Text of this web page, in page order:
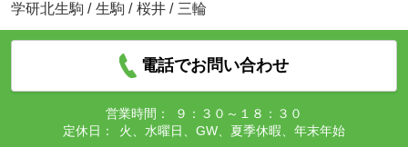
学研北生駒 / 生駒 / 桜井 / 三輪
電話でお問い合わせ
営業時間：
９：３０～１８：３０
定休日：
火、水曜日、GW、夏季休暇、年末年始